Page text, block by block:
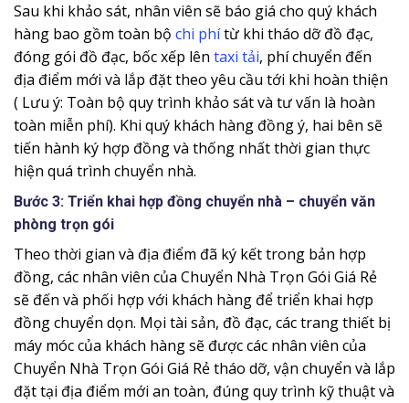
Sau khi khảo sát, nhân viên sẽ báo giá cho quý khách
hàng bao gồm toàn bộ chi phítừ khi tháo dỡ đồ đạc,
đóng gói đồ đạc, bốc xếp lên taxi tải, phí chuyển đến
địa điểm mới và lắp đặt theo yêu cầu tới khi hoàn thiện
( Lưu ý: Toàn bộ quy trình khảo sát và tư vấn là hoàn
toàn miễn phí). Khi quý khách hàng đồng ý, hai bên sẽ
tiến hành ký hợp đồng và thống nhất thời gian thực
hiện quá trình chuyển nhà.
Bước 3: Triển khai hợp đồng chuyển nhà – chuyển văn
phòng trọn gói
Theo thời gian và địa điểm đã ký kết trong bản hợp
đồng, các nhân viên của Chuyển Nhà Trọn Gói Giá Rẻ
sẽ đến và phối hợp với khách hàng để triển khai hợp
đồng chuyển dọn. Mọi tài sản, đồ đạc, các trang thiết bị
máy móc của khách hàng sẽ được các nhân viên của
Chuyển Nhà Trọn Gói Giá Rẻ tháo dỡ, vận chuyển và lắp
đặt tại địa điểm mới an toàn, đúng quy trình kỹ thuật và